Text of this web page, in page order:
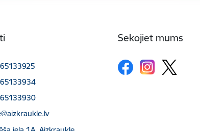
Sekojiet mums